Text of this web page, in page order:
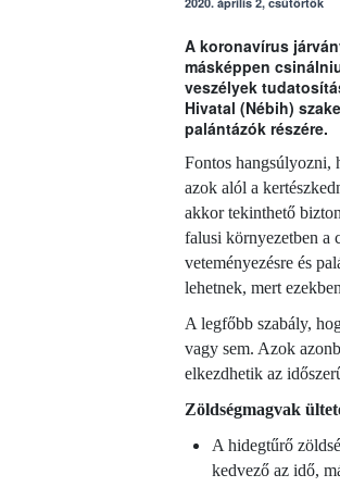
A koronavírus
másképpen
veszélyek
Hivatal (Nébih)
palántázók részére.
Fontos hangsúlyozni,
azok alól a
akkor tekinthető
falusi környezetben a
veteményezésre és
lehetnek, mert
A legfőbb szabály,
vagy sem. Azok
elkezdhetik az
Zöldségmagvak
A hidegtűrő
kedvező az idő,